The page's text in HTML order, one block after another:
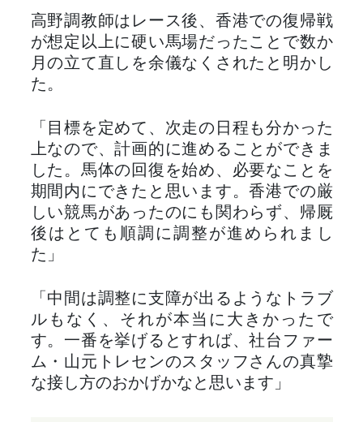
高野調教師はレース後、香港での復帰戦
が想定以上に硬い馬場だったことで数か
月の立て直しを余儀なくされたと明かし
た。
「目標を定めて、次走の日程も分かった
上なので、計画的に進めることができま
した。馬体の回復を始め、必要なことを
期間内にできたと思います。香港での厳
しい競馬があったのにも関わらず、帰厩
後はとても順調に調整が進められまし
た」
「中間は調整に支障が出るようなトラブ
ルもなく、それが本当に大きかったで
す。一番を挙げるとすれば、社台ファー
ム・山元トレセンのスタッフさんの真摯
な接し方のおかげかなと思います」